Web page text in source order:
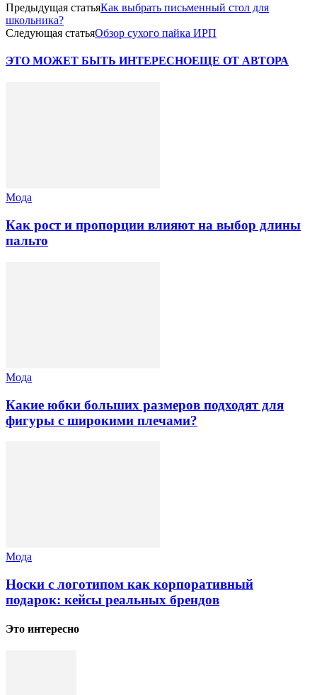
Предыдущая статьяКак выбрать письменный стол для
школьника?
Следующая статьяОбзор сухого пайка ИРП
ЭТО МОЖЕТ БЫТЬ ИНТЕРЕСНОЕЩЕ ОТ АВТОРА
Мода
Как рост и пропорции влияют на выбор длины
пальто
Мода
Какие юбки больших размеров подходят для
фигуры с широкими плечами?
Мода
Носки с логотипом как корпоративный
подарок: кейсы реальных брендов
Это интересно